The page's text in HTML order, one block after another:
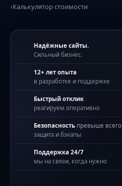
Калькулятор стоимости
Надёжные сайты.
Сильный бизнес.
12+ лет опыта
в разработке и поддержке
Быстрый отклик
реагируем оперативно
Безопасность превыше всего
защита и бэкапы
Поддержка 24/7
мы на связи, когда нужно